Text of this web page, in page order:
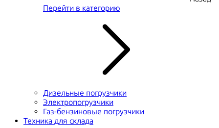
Перейти в категорию
Дизельные погрузчики
Электропогрузчики
Газ-бензиновые погрузчики
Техника для склада